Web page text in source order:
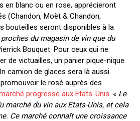
en blanc ou en rose, apprécieront
(Chandon, Moët & Chandon,
bouteilles seront disponibles à la
du magasin de vin que du
Bouquet. Pour ceux qui ne
de victuailles, un panier pique-nique
camion de glaces sera là aussi.
le rosé auprès des
progresse aux Etats-Unis. « Le
marché du vin aux Etats-Unis, et cela
Ce marché connaît une croissance